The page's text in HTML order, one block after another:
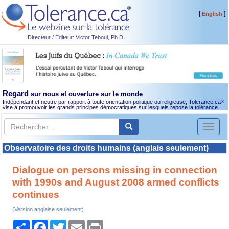
Directeur / Éditeur: Victor Teboul, Ph.D.
[English ]
Regard sur nous et ouverture sur le monde
Indépendant et neutre par rapport à toute orientation politique ou religieuse, Tolerance.ca®
vise à promouvoir les grands principes démocratiques sur lesquels repose la tolérance.
Toggle
Observatoire des droits humains (anglais seulement)
Dialogue on persons missing in connection
with 1990s and August 2008 armed conflicts
continues
(Version anglaise seulement)
PartagerFacebook
TwitterEmail